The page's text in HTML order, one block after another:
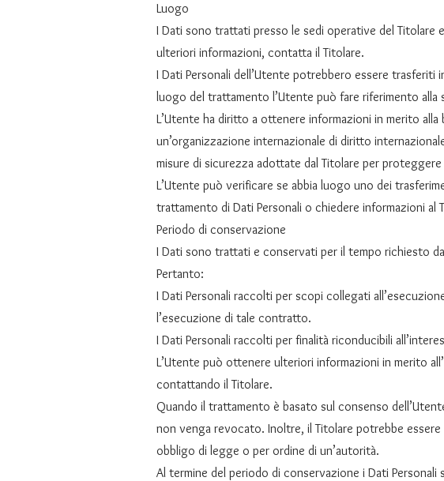
Luogo
I Dati sono trattati presso le sedi operative del
ulteriori informazioni, contatta il Titolare.
I Dati Personali dell’Utente potrebbero essere
luogo del trattamento l’Utente può fare riferimento
L’Utente ha diritto a ottenere informazioni in merito
un’organizzazione internazionale di diritto
misure di sicurezza adottate dal Titolare per proteggere
L’Utente può verificare se abbia luogo uno dei
trattamento di Dati Personali o chiedere informazioni
Periodo di conservazione
I Dati sono trattati e conservati per il tempo richiesto
Pertanto:
I Dati Personali raccolti per scopi collegati
l’esecuzione di tale contratto.
I Dati Personali raccolti per finalità riconducibili
L’Utente può ottenere ulteriori informazioni in merito
contattando il Titolare.
Quando il trattamento è basato sul consenso
non venga revocato. Inoltre, il Titolare potrebbe
obbligo di legge o per ordine di un’autorità.
Al termine del periodo di conservazione i Dati